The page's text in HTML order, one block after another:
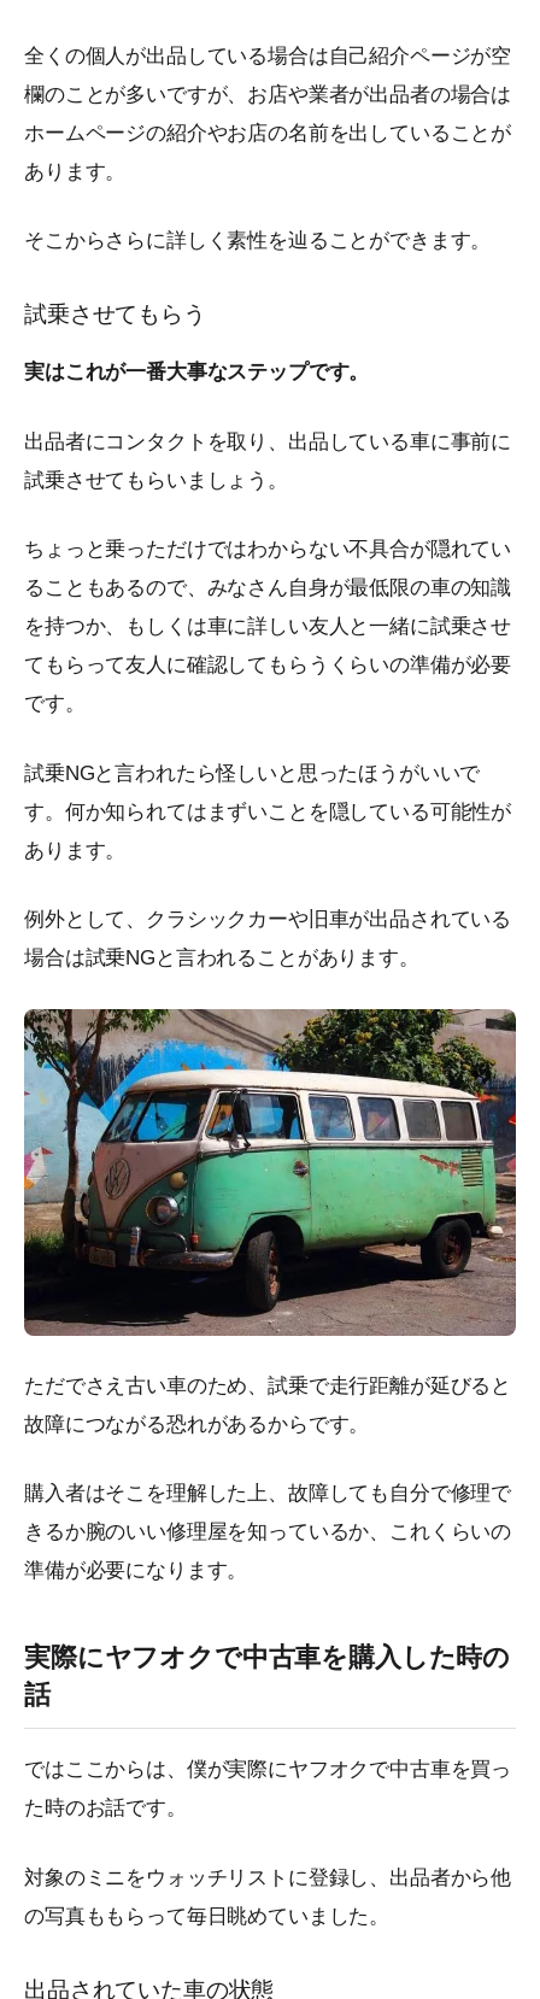
全くの個人が出品している場合は自己紹介ページが空
欄のことが多いですが、お店や業者が出品者の場合は
ホームページの紹介やお店の名前を出していることが
あります。
そこからさらに詳しく素性を辿ることができます。
試乗させてもらう
実はこれが一番大事なステップです。
出品者にコンタクトを取り、出品している車に事前に
試乗させてもらいましょう。
ちょっと乗っただけではわからない不具合が隠れてい
ることもあるので、みなさん自身が最低限の車の知識
を持つか、もしくは車に詳しい友人と一緒に試乗させ
てもらって友人に確認してもらうくらいの準備が必要
です。
試乗NGと言われたら怪しいと思ったほうがいいで
す。何か知られてはまずいことを隠している可能性が
あります。
例外として、クラシックカーや旧車が出品されている
場合は試乗NGと言われることがあります。
ただでさえ古い車のため、試乗で走行距離が延びると
故障につながる恐れがあるからです。
購入者はそこを理解した上、故障しても自分で修理で
きるか腕のいい修理屋を知っているか、これくらいの
準備が必要になります。
実際にヤフオクで中古車を購入した時の
話
ではここからは、僕が実際にヤフオクで中古車を買っ
た時のお話です。
対象のミニをウォッチリストに登録し、出品者から他
の写真ももらって毎日眺めていました。
出品されていた車の状態